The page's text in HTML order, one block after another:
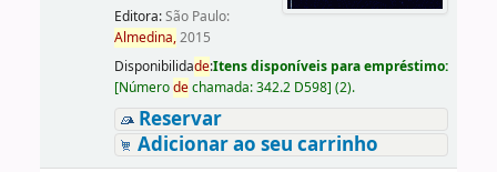
Editora:São Paulo:
Almedina,2015
Disponibilidade:Itens disponíveis para empréstimo:
[Númerodechamada:342.2 D598] (2).
Reservar
Adicionar ao seu carrinho